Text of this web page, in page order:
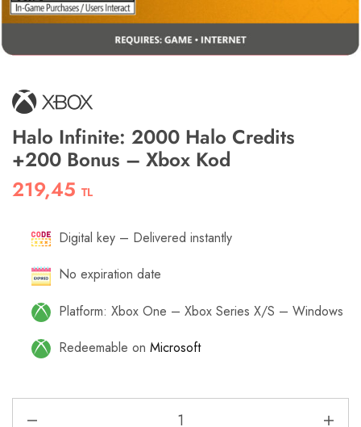
Halo Infinite: 2000 Halo Credits
+200 Bonus – Xbox Kod
219,45 TL
Digital key – Delivered instantly
No expiration date
Platform: Xbox One – Xbox Series X/S – Windows
Redeemable on Microsoft